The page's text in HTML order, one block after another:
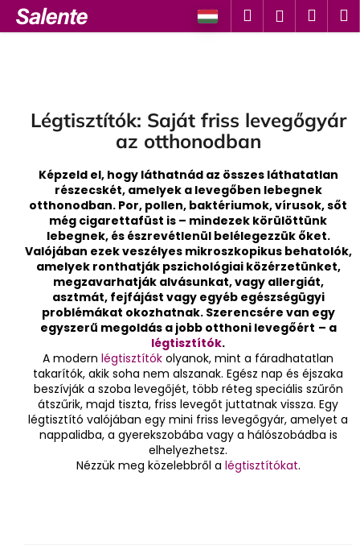
Ugrás
fő
Keresés
Légtisztítók: Saját friss levegőgyár
az otthonodban
Képzeld el, hogy láthatnád az összes láthatatlan
részecskét, amelyek a levegőben lebegnek
otthonodban. Por, pollen, baktériumok, vírusok, sőt
még cigarettafüst is – mindezek körülöttünk
lebegnek, és észrevétlenül belélegezzük őket.
Valójában ezek veszélyes mikroszkopikus behatolók,
amelyek ronthatják pszichológiai közérzetünket,
megzavarhatják alvásunkat, vagy allergiát,
asztmát, fejfájást vagy egyéb egészségügyi
problémákat okozhatnak. Szerencsére van egy
egyszerű megoldás a jobb otthoni levegőért – a
légtisztítók.
A modern légtisztítók olyanok, mint a fáradhatatlan
takarítók, akik soha nem alszanak. Egész nap és éjszaka
beszívják a szoba levegőjét, több réteg speciális szűrőn
átszűrik, majd tiszta, friss levegőt juttatnak vissza. Egy
légtisztító valójában egy mini friss levegőgyár, amelyet a
nappalidba, a gyerekszobába vagy a hálószobádba is
elhelyezhetsz.
Nézzük meg közelebbről a légtisztítókat.
o
KERESÉS